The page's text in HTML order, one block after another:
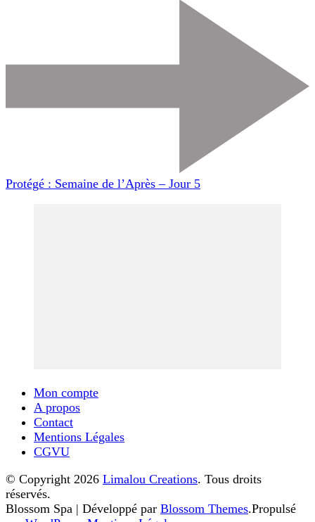
Protégé : Semaine de l’Après – Jour 5
Mon compte
A propos
Contact
Mentions Légales
CGVU
© Copyright 2026 Limalou Creations. Tous droits
réservés.
Blossom Spa | Développé par Blossom Themes.Propulsé